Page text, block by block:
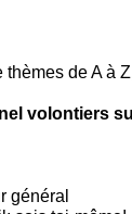
de A à
volontiers
général